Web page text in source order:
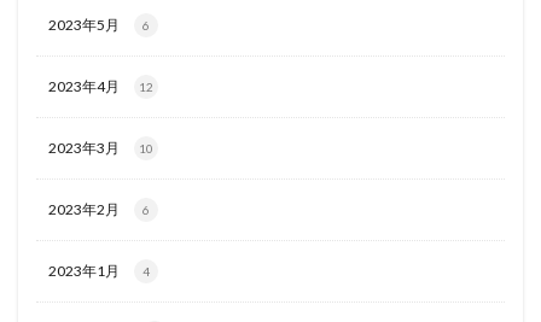
2023年5月 6
2023年4月 12
2023年3月 10
2023年2月 6
2023年1月 4